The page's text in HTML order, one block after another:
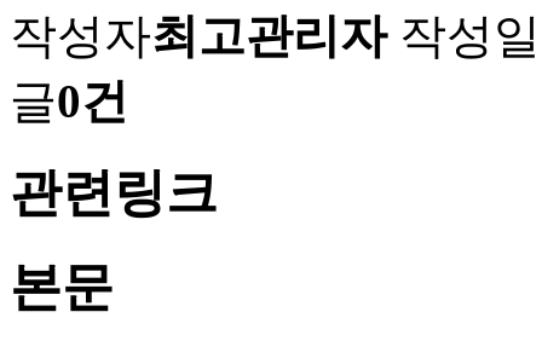
작성자최고관리자 작성일
글0건
관련링크
본문